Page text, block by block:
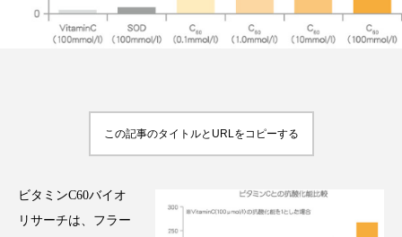
B2B BeautyTech ChatGPT
TikTok アスタキサンチン
この記事のタイトルとURLをコピーする
ビタミンC60バイオ
リサーチは、フラー